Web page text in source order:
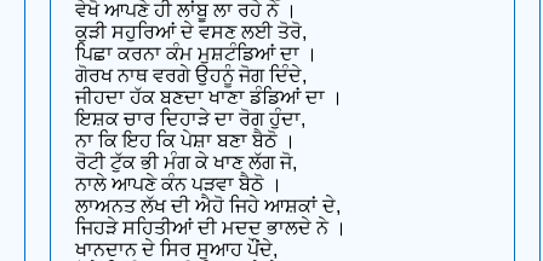
ਵੇਖੋ ਆਪਣੇ ਹੀ ਲਾਂਬੂ ਲਾ ਰਹੇ ਨੇ ।
ਕੁੜੀ ਸਹੁਰਿਆਂ ਦੇ ਵਸਣ ਲਈ ਤੋਰੋ,
ਪਿਛਾ ਕਰਨਾ ਕੰਮ ਮੁਸ਼ਟੰਡਿਆਂ ਦਾ ।
ਗੋਰਖ ਨਾਥ ਵਰਗੇ ਉਹਨੂੰ ਜੋਗ ਦਿੰਦੇ,
ਜੀਹਦਾ ਹੱਕ ਬਣਦਾ ਖਾਣਾ ਡੰਡਿਆਂ ਦਾ ।
ਇਸ਼ਕ ਚਾਰ ਦਿਹਾੜੇ ਦਾ ਰੋਗ ਹੁੰਦਾ,
ਨਾ ਕਿ ਇਹ ਕਿ ਪੇਸ਼ਾ ਬਣਾ ਬੈਠੋ ।
ਰੋਟੀ ਟੁੱਕ ਭੀ ਮੰਗ ਕੇ ਖਾਣ ਲੱਗ ਜੋ,
ਨਾਲੇ ਆਪਣੇ ਕੰਨ ਪੜਵਾ ਬੈਠੋ ।
ਲਾਅਨਤ ਲੱਖ ਦੀ ਐਹੋ ਜਿਹੇ ਆਸ਼ਕਾਂ ਦੇ,
ਜਿਹੜੇ ਸਹਿਤੀਆਂ ਦੀ ਮਦਦ ਭਾਲਦੇ ਨੇ ।
ਖਾਨਦਾਨ ਦੇ ਸਿਰ ਸੁਆਹ ਪੌਂਦੇ,